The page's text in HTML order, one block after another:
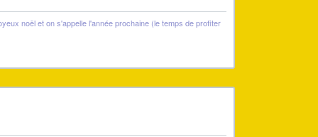
noël et on s'appelle l'année prochaine (le temps de profiter